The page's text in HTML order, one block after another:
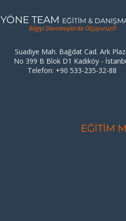
YÖNE TEAM EĞİTİM &
Bilgiyi Davranışlarda Ölçüyoruz!!!
Suadiye Mah. Bağdat Cad. Ark
No 399 B Blok D1 Kadıköy -
Telefon: +90 533-235-32-88
EĞİTİM